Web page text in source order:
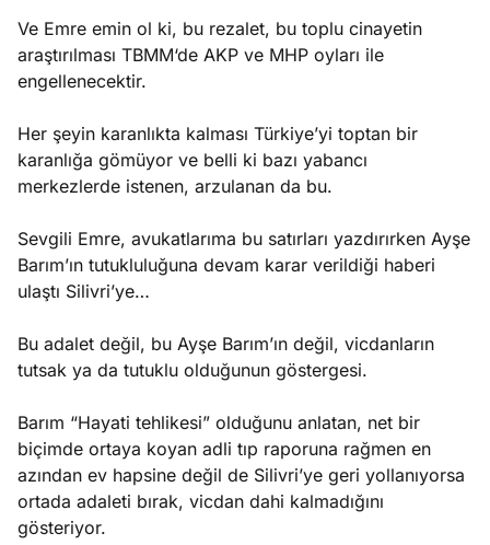
Ve Emre emin ol ki, bu rezalet, bu toplu cinayetin
araştırılması TBMM‘de AKP ve MHP oyları ile
engellenecektir.
Her şeyin karanlıkta kalması Türkiye’yi toptan bir
karanlığa gömüyor ve belli ki bazı yabancı
merkezlerde istenen, arzulanan da bu.
Sevgili Emre, avukatlarıma bu satırları yazdırırken Ayşe
Barım’ın tutukluluğuna devam karar verildiği haberi
ulaştı Silivri’ye…
Bu adalet değil, bu Ayşe Barım’ın değil, vicdanların
tutsak ya da tutuklu olduğunun göstergesi.
Barım “Hayati tehlikesi” olduğunu anlatan, net bir
biçimde ortaya koyan adli tıp raporuna rağmen en
azından ev hapsine değil de Silivri’ye geri yollanıyorsa
ortada adaleti bırak, vicdan dahi kalmadığını
gösteriyor.